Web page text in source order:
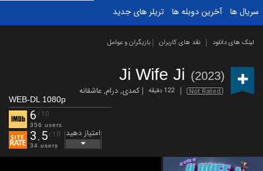
سریال ها
آخرین دوبله ها تریلر های جدید
لینک های دانلود نقد های کاربران بازیگران و عوامل
Ji Wife Ji (2023)
Not Rated 122 دقیقه کمدی,درام,عاشقانه
WEB-DL 1080p
6 /10
356 users
3.5/10
34 users
امتیاز دهید